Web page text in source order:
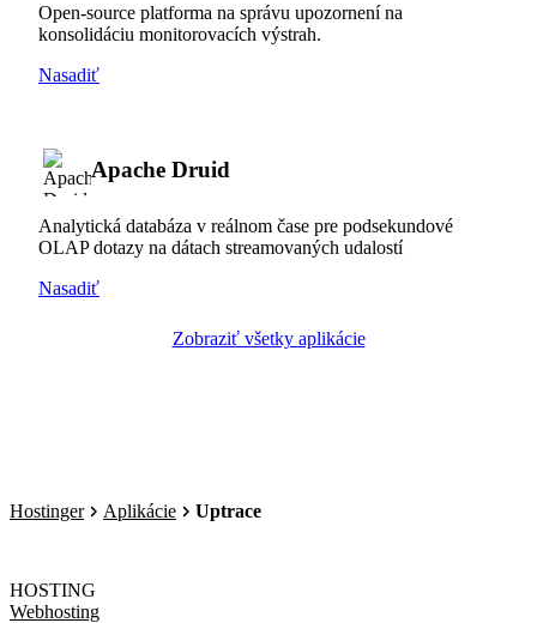
Open-source platforma na správu upozornení na
konsolidáciu monitorovacích výstrah.
Nasadiť
Apache Druid
Analytická databáza v reálnom čase pre podsekundové
OLAP dotazy na dátach streamovaných udalostí
Nasadiť
Zobraziť všetky aplikácie
Hostinger Aplikácie Uptrace
HOSTING
Webhosting